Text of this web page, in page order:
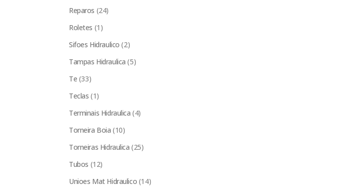
Reparos (24)
Roletes (1)
Sifoes Hidraulico (2)
Tampas Hidraulica (5)
Te (33)
Teclas (1)
Terminais Hidraulica (4)
Torneira Boia (10)
Torneiras Hidraulica (25)
Tubos (12)
Unioes Mat Hidraulico (14)